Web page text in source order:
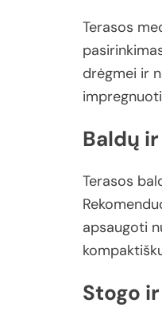
Terasos
drėgmei ir
impregnuoti
Baldų ir
Terasos
apsaugoti
Stogo ir